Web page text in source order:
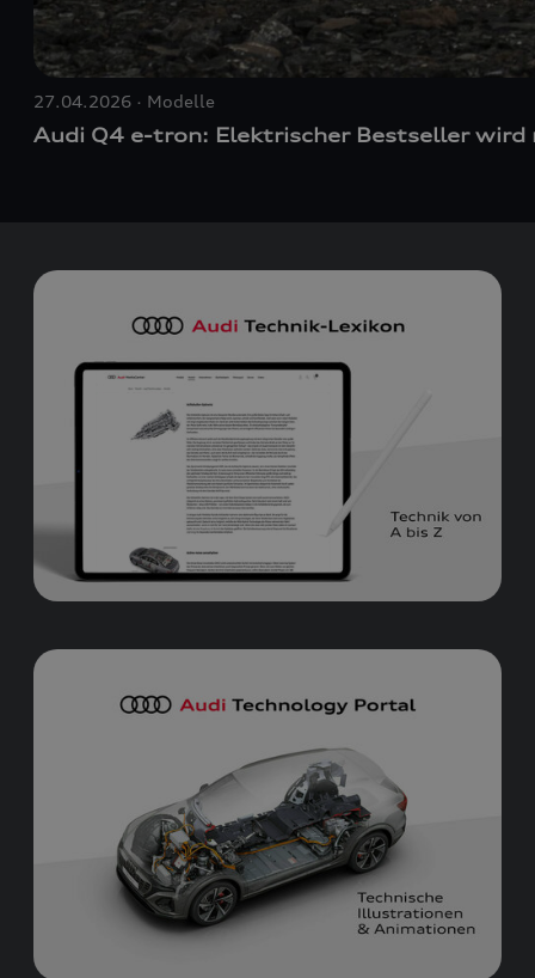
27.04.2026 Modelle
Audi Q4 e-tron: Elektrischer Bestseller